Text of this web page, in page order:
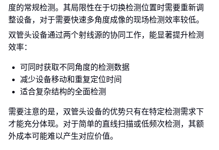
度的常规检测。其局限性在于切换检测位置时需要重新调
整设备，对于需要快速多角度成像的现场检测效率较低。
双管头设备通过两个射线源的协同工作，能显著提升检测
效率：
可同时获取不同角度的检测数据
减少设备移动和重复定位时间
适合复杂结构的全面检测
需要注意的是，双管头设备的优势只有在特定检测需求下
才能充分体现。对于简单的直线扫描或低频次检测，其额
外成本可能难以产生对应价值。